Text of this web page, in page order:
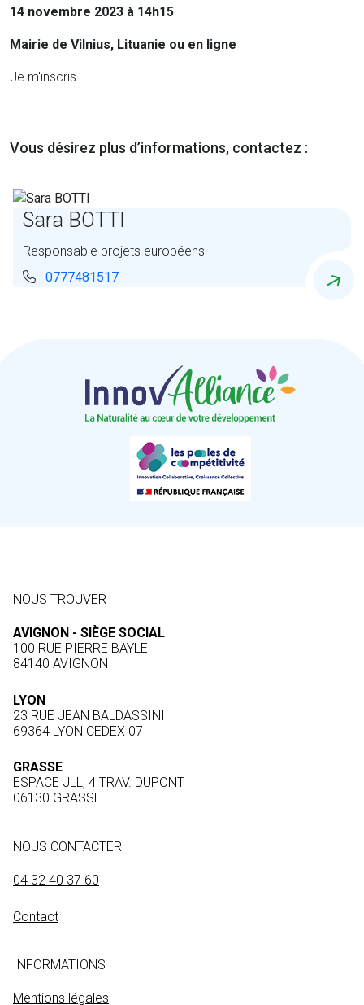
14 novembre 2023 à 14h15
Mairie de Vilnius, Lituanie ou en ligne
Je m'inscris
Vous désirez plus d’informations, contactez :
Sara BOTTI
Responsable projets européens
0777481517
NOUS TROUVER
AVIGNON - SIÈGE SOCIAL
100 RUE PIERRE BAYLE
84140 AVIGNON
LYON
23 RUE JEAN BALDASSINI
69364 LYON CEDEX 07
GRASSE
ESPACE JLL, 4 TRAV. DUPONT
06130 GRASSE
NOUS CONTACTER
04 32 40 37 60
Contact
INFORMATIONS
Mentions légales